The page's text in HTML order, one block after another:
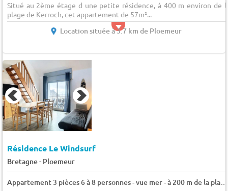
Situé au 2ème étage d une petite résidence, à 400 m environ de
plage de Kerroch, cet appartement de 57m²...
Location située à 3.7 km de Ploemeur
Résidence Le Windsurf
Bretagne- Ploemeur
Appartement 3 pièces 6 à 8 personnes - vue mer - à 200 m de la plage - wifi - 8 pers. - 50m2 - TV - Animaux admis